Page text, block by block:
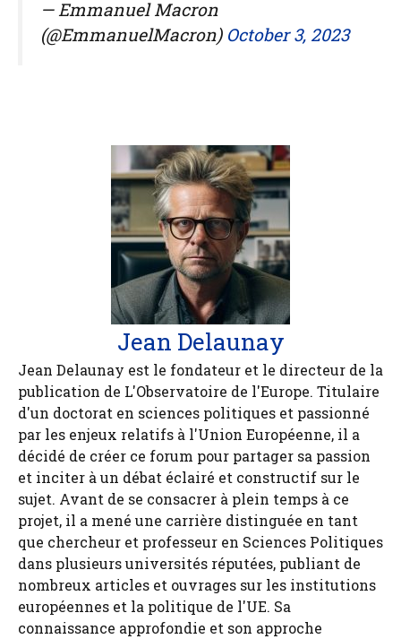
— Emmanuel Macron
(@EmmanuelMacron) October 3, 2023
Jean Delaunay
Jean Delaunay est le fondateur et le directeur de la
publication de L'Observatoire de l'Europe. Titulaire
d'un doctorat en sciences politiques et passionné
par les enjeux relatifs à l'Union Européenne, il a
décidé de créer ce forum pour partager sa passion
et inciter à un débat éclairé et constructif sur le
sujet. Avant de se consacrer à plein temps à ce
projet, il a mené une carrière distinguée en tant
que chercheur et professeur en Sciences Politiques
dans plusieurs universités réputées, publiant de
nombreux articles et ouvrages sur les institutions
européennes et la politique de l'UE. Sa
connaissance approfondie et son approche